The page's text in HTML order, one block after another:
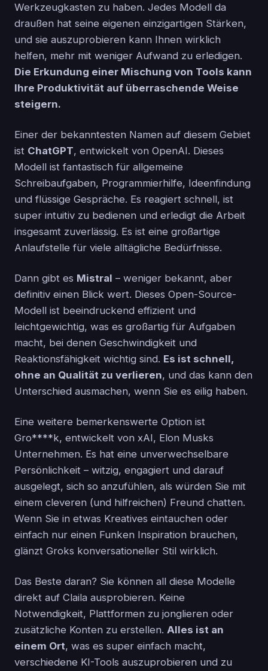
Werkzeugkasten zu haben. Jedes Modell da
draußen hat seine eigenen einzigartigen Stärken,
und sie auszuprobieren kann Ihnen wirklich
helfen, mehr mit weniger Aufwand zu erledigen.
Die Erkundung einer Mischung von Tools kann
Ihre Produktivität auf überraschende Weise
steigern.
Einer der bekanntesten Namen auf diesem Gebiet
ist ChatGPT, entwickelt von OpenAI. Dieses
Modell ist fantastisch für allgemeine
Schreibaufgaben, Programmierhilfe, Ideenfindung
und flüssige Gespräche. Es reagiert schnell, ist
super intuitiv zu bedienen und erledigt die Arbeit
insgesamt zuverlässig. Es ist eine großartige
Anlaufstelle für viele alltägliche Bedürfnisse.
Dann gibt es Mistral – weniger bekannt, aber
definitiv einen Blick wert. Dieses Open-Source-
Modell ist beeindruckend effizient und
leichtgewichtig, was es großartig für Aufgaben
macht, bei denen Geschwindigkeit und
Reaktionsfähigkeit wichtig sind. Es ist schnell,
ohne an Qualität zu verlieren, und das kann den
Unterschied ausmachen, wenn Sie es eilig haben.
Eine weitere bemerkenswerte Option ist
Gro****k, entwickelt von xAI, Elon Musks
Unternehmen. Es hat eine unverwechselbare
Persönlichkeit – witzig, engagiert und darauf
ausgelegt, sich so anzufühlen, als würden Sie mit
einem cleveren (und hilfreichen) Freund chatten.
Wenn Sie in etwas Kreatives eintauchen oder
einfach nur einen Funken Inspiration brauchen,
glänzt Groks konversationeller Stil wirklich.
Das Beste daran? Sie können all diese Modelle
direkt auf Claila ausprobieren. Keine
Notwendigkeit, Plattformen zu jonglieren oder
zusätzliche Konten zu erstellen. Alles ist an
einem Ort, was es super einfach macht,
verschiedene KI-Tools auszuprobieren und zu